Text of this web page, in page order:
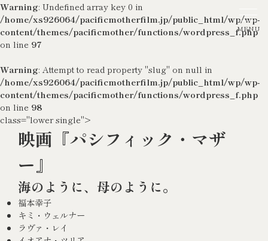
Warning: Undefined array key 0 in
/home/xs926064/pacificmotherfilm.jp/public_html/wp/wp-
content/themes/pacificmother/functions/wordpress_f.php
on line 97
Warning: Attempt to read property "slug" on null in
/home/xs926064/pacificmotherfilm.jp/public_html/wp/wp-
content/themes/pacificmother/functions/wordpress_f.php
on line 98
class="lower single">
映画『パシフィック・マザ
ー』
海のように、母のように。
福本幸子
キミ・ウェルナー
ラヴァ・レイ